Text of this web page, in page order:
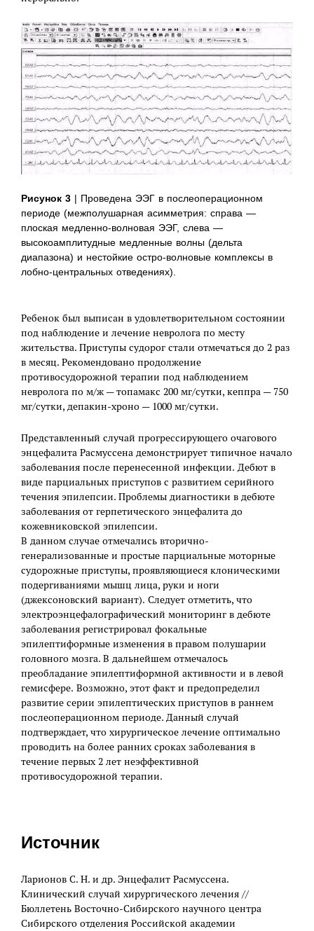
Рисунок 3 | Проведена ЭЭГ в послеоперационном
периоде (межполушарная асимметрия: справа —
плоская медленно-волновая ЭЭГ, слева —
высокоамплитудные медленные волны (дельта
диапазона) и нестойкие остро-волновые комплексы в
лобно-центральных отведениях).
Ребенок был выписан в удовлетворительном состоянии
под наблюдение и лечение невролога по месту
жительства. Приступы судорог стали отмечаться до 2 раз
в месяц. Рекомендовано продолжение
противосудорожной терапии под наблюдением
невролога по м/ж — топамакс 200 мг/сутки, кеппра — 750
мг/сутки, депакин-хроно — 1000 мг/сутки.
Представленный случай прогрессирующего очагового
энцефалита Расмуссена демонстрирует типичное начало
заболевания после перенесенной инфекции. Дебют в
виде парциальных приступов с развитием серийного
течения эпилепсии. Проблемы диагностики в дебюте
заболевания от герпетического энцефалита до
кожевниковской эпилепсии.
В данном случае отмечались вторично-
генерализованные и простые парциальные моторные
судорожные приступы, проявляющиеся клоническими
подергиваниями мышц лица, руки и ноги
(джексоновский вариант). Следует отметить, что
электроэнцефалографический мониторинг в дебюте
заболевания регистрировал фокальные
эпилептиформные изменения в правом полушарии
головного мозга. В дальнейшем отмечалось
преобладание эпилептиформной активности и в левой
гемисфере. Возможно, этот факт и предопределил
развитие серии эпилептических приступов в раннем
послеоперационном периоде. Данный случай
подтверждает, что хирургическое лечение оптимально
проводить на более ранних сроках заболевания в
течение первых 2 лет неэффективной
противосудорожной терапии.
Источник
Ларионов С. Н. и др. Энцефалит Расмуссена.
Клинический случай хирургического лечения //
Бюллетень Восточно-Сибирского научного центра
Сибирского отделения Российской академии